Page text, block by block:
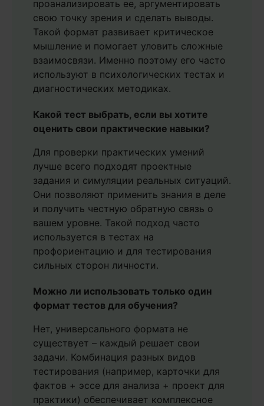
проанализировать ее, аргументировать
свою точку зрения и сделать выводы.
Такой формат развивает критическое
мышление и помогает уловить сложные
взаимосвязи. Именно поэтому его часто
используют в психологических тестах и
диагностических методиках.
Какой тест выбрать, если вы хотите
оценить свои практические навыки?
Для проверки практических умений
лучше всего подходят проектные
задания и симуляции реальных ситуаций.
Они позволяют применить знания в деле
и получить честную обратную связь о
вашем уровне. Такой подход часто
используется в тестах на
профориентацию и для тестирования
сильных сторон личности.
Можно ли использовать только один
формат тестов для обучения?
Нет, универсального формата не
существует – каждый решает свои
задачи. Комбинация разных видов
тестирования (например, карточки для
фактов + эссе для анализа + проект для
практики) обеспечивает комплексное